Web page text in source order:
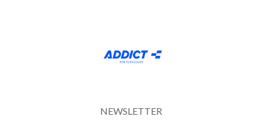
NEWSLETTER